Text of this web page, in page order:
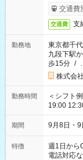
交通費
交通費 支
勤務地
東京都千
九段下駅
歩15分 /
株式会
勤務時間
＜シフト
19:00 12:30～22:00 上記の時間
時間は変
期間 9月8日・9
特徴 週1日から
電話対応